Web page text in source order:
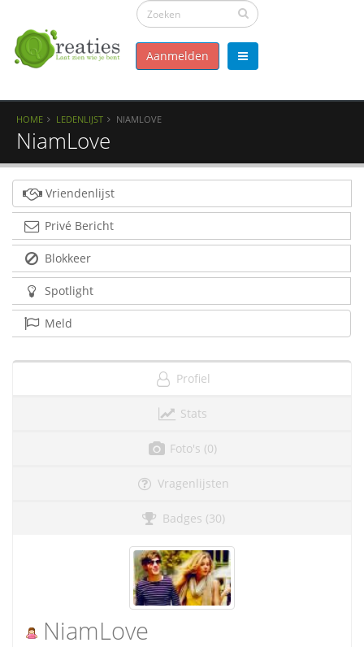
Aanmelden
HOME LEDENLIJST NIAMLOVE
NiamLove
Vriendenlijst
Privé Bericht
Blokkeer
Spotlight
Meld
Profiel
Stats
Foto's (0)
Vragenlijsten
Badges (30)
NiamLove